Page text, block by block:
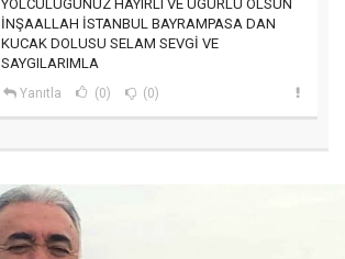
YOLCULUGUNUZ HAYIRLI VE UGURLU OLSUN
İNŞAALLAH İSTANBUL BAYRAMPASA DAN
KUCAK DOLUSU SELAM SEVGİ VE
SAYGILARIMLA
Yanıtla (0) (0)